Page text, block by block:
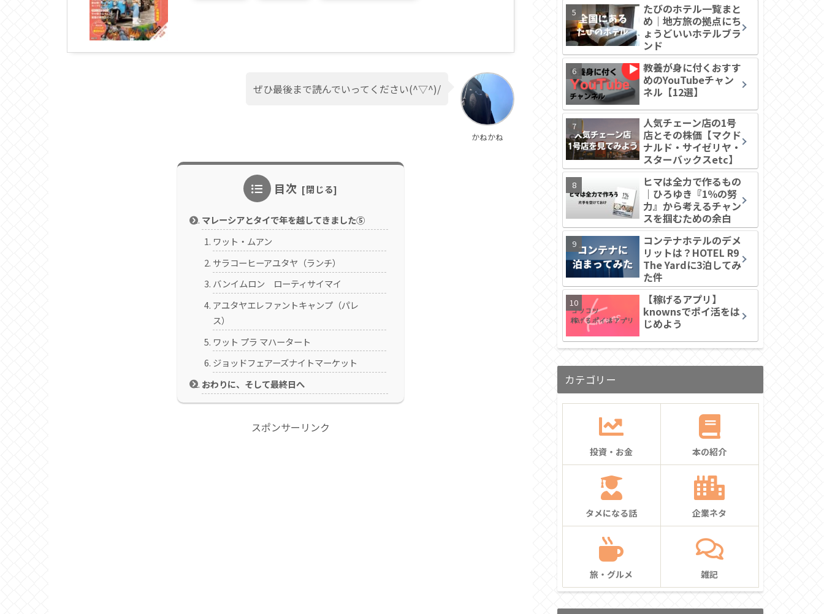
かねかね
ぜひ最後まで読んでいってください(^▽^)/
目次
マレーシアとタイで年を越してきました⑤
ワット・ムアン
サラコーヒーアユタヤ（ランチ）
バンイムロン ローティサイマイ
アユタヤエレファントキャンプ（パレ
ス）
ワット プラ マハータート
ジョッドフェアーズナイトマーケット
おわりに、そして最終日へ
スポンサーリンク
たびのホテル一覧まと
め｜地方旅の拠点にち
ょうどいいホテルブラ
ンド
教養が身に付くおすす
めのYouTubeチャン
ネル【12選】
人気チェーン店の1号
店とその株価【マクド
ナルド・サイゼリヤ・
スターバックスetc】
ヒマは全力で作るもの
｜ひろゆき『1％の努
力』から考えるチャン
スを掴むための余白
コンテナホテルのデメ
リットは？HOTEL R9
The Yardに3泊してみ
た件
【稼げるアプリ】
knownsでポイ活をは
じめよう
カテゴリー
投資・お金 本の紹介
タメになる話 企業ネタ
旅・グルメ 雑記